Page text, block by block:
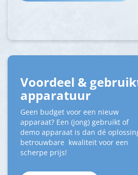
Voordeel &
apparatuur
Geen budget voor een nieuw
apparaat? Een (jong) gebruikt of
demo apparaat is dan dé
betrouwbare kwaliteit voor een
scherpe prijs!